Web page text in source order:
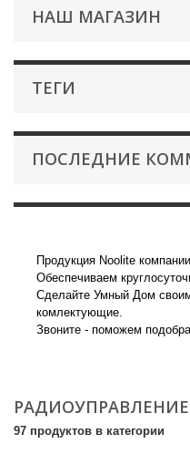
НАШ МАГАЗИН
ТЕГИ
ПОСЛЕДНИЕ
Продукция Noolite
Обеспечиваем
Сделайте Умный Дом
комлектующие.
Звоните - поможем
РАДИОУПРАВЛЕНИЕ
97 продуктов в категории